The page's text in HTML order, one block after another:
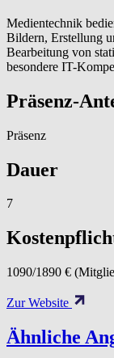
Medientechnik
Bildern, Erstellung
Bearbeitung von
besondere IT-
Präsenz-
Präsenz
Dauer
7
1090/1890 €
Zur Website
Ähnliche